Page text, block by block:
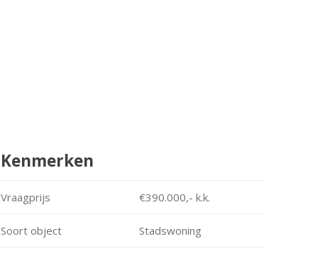
Kenmerken
Vraagprijs €390.000,- k.k.
Soort object Stadswoning